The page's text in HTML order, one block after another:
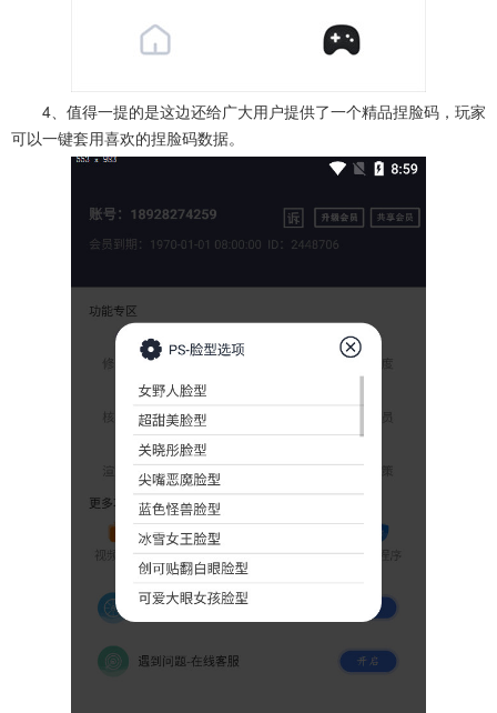
4、值得一提的是这边还给广大用户提供了一个精品捏脸码，玩家
可以一键套用喜欢的捏脸码数据。